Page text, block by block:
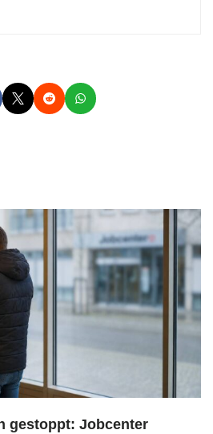
gestoppt: Jobcenter